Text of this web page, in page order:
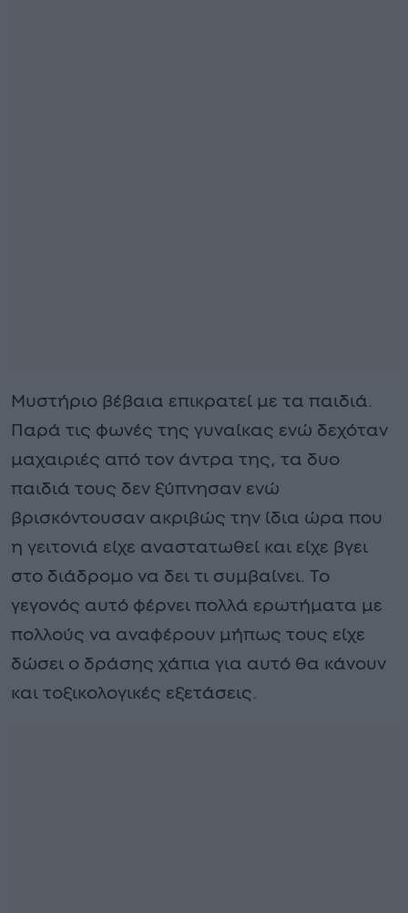
Μυστήριο βέβαια επικρατεί με τα παιδιά.
Παρά τις φωνές της γυναίκας ενώ δεχόταν
μαχαιριές από τον άντρα της, τα δυο
παιδιά τους δεν ξύπνησαν ενώ
βρισκόντουσαν ακριβώς την ίδια ώρα που
η γειτονιά είχε αναστατωθεί και είχε βγει
στο διάδρομο να δει τι συμβαίνει. Το
γεγονός αυτό φέρνει πολλά ερωτήματα με
πολλούς να αναφέρουν μήπως τους είχε
δώσει ο δράσης χάπια για αυτό θα κάνουν
και τοξικολογικές εξετάσεις.